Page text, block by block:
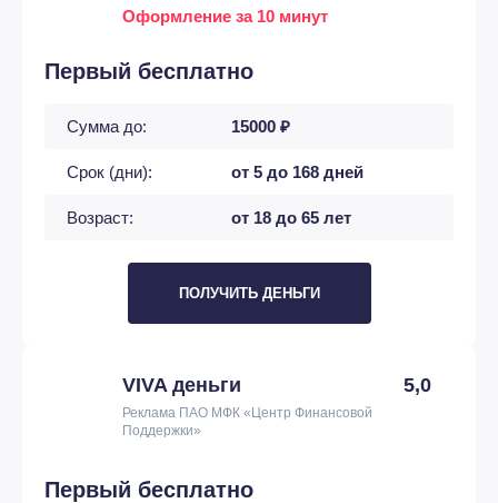
Оформление за 10 минут
Первый бесплатно
Сумма до: 15000 ₽
Срок (дни): от 5 до 168 дней
Возраст: от 18 до 65 лет
ПОЛУЧИТЬ ДЕНЬГИ
VIVA деньги 5,0
Реклама ПАО МФК «Центр Финансовой
Поддержки»
Первый бесплатно